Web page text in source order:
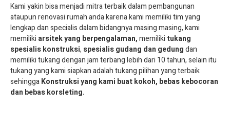
Kami yakin bisa menjadi mitra terbaik dalam pembangunan
ataupun renovasi rumah anda karena kami memiliki tim yang
lengkap dan specialis dalam bidangnya masing masing, kami
memiliki arsitek yang berpengalaman,memiliki tukang
spesialiskonstruksi, spesialis gudang dan gedungdan
memiliki tukang dengan jam terbang lebih dari 10 tahun, selain itu
tukang yang kami siapkan adalah tukang pilihan yang terbaik
sehinggaKonstruksi yang kami buat kokoh, bebas kebocoran
dan bebas korsleting.